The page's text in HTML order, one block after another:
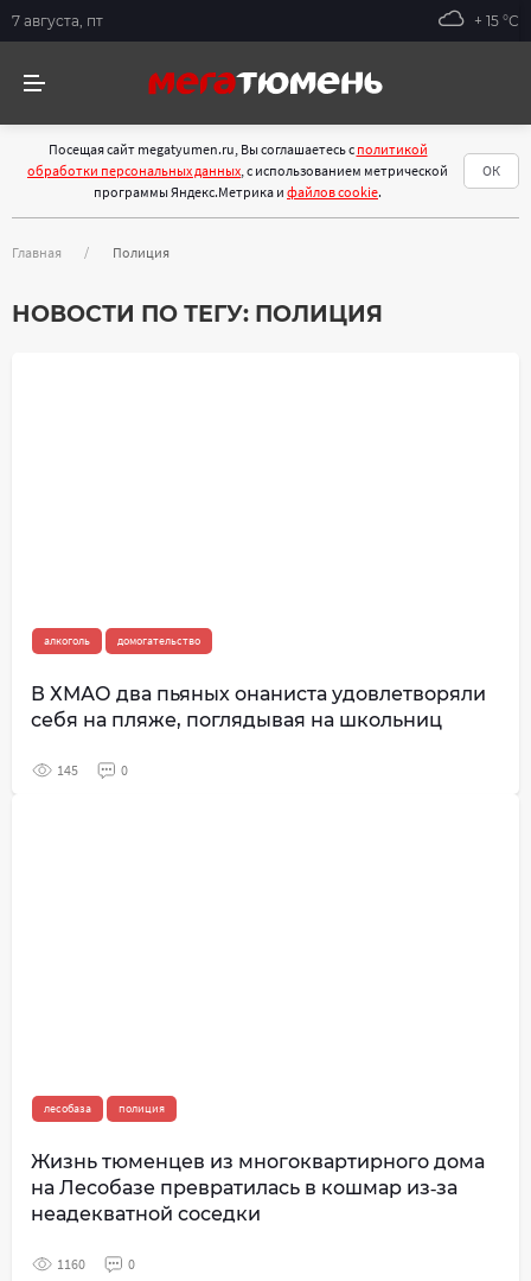
7 августа, пт + 15 °С
Посещая сайт megatyumen.ru, Вы соглашаетесь с политикой
обработки персональных данных, с использованием метрической
программы Яндекс.Метрика и файлов cookie.
ОК
Главная Полиция
НОВОСТИ ПО ТЕГУ: ПОЛИЦИЯ
алкоголь домогательство
В ХМАО два пьяных онаниста удовлетворяли
себя на пляже, поглядывая на школьниц
145 0
лесобаза полиция
Жизнь тюменцев из многоквартирного дома
на Лесобазе превратилась в кошмар из‑за
неадекватной соседки
1160 0